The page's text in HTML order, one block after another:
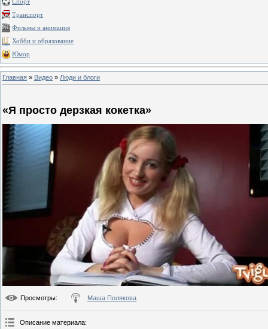
Спорт
Транспорт
Фильмы и анимация
Хобби и образование
Юмор
Главная » Видео » Люди и блоги
«Я просто дерзкая кокетка»
Просмотры: Маша Полякова
Описание материала: